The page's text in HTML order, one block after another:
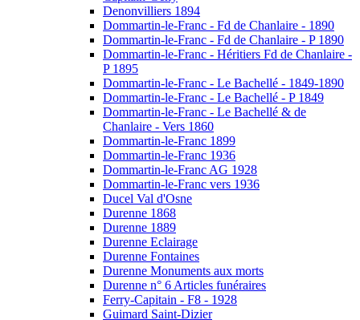
Denonvilliers 1894
Dommartin-le-Franc - Fd de Chanlaire - 1890
Dommartin-le-Franc - Fd de Chanlaire - P 1890
Dommartin-le-Franc - Héritiers Fd de Chanlaire -
P 1895
Dommartin-le-Franc - Le Bachellé - 1849-1890
Dommartin-le-Franc - Le Bachellé - P 1849
Dommartin-le-Franc - Le Bachellé & de
Chanlaire - Vers 1860
Dommartin-le-Franc 1899
Dommartin-le-Franc 1936
Dommartin-le-Franc AG 1928
Dommartin-le-Franc vers 1936
Ducel Val d'Osne
Durenne 1868
Durenne 1889
Durenne Eclairage
Durenne Fontaines
Durenne Monuments aux morts
Durenne n° 6 Articles funéraires
Ferry-Capitain - F8 - 1928
Guimard Saint-Dizier